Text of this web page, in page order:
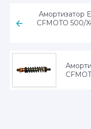
Амортизатор
CFMOTO 500/